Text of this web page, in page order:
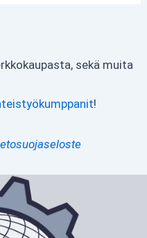
sekä muita
!